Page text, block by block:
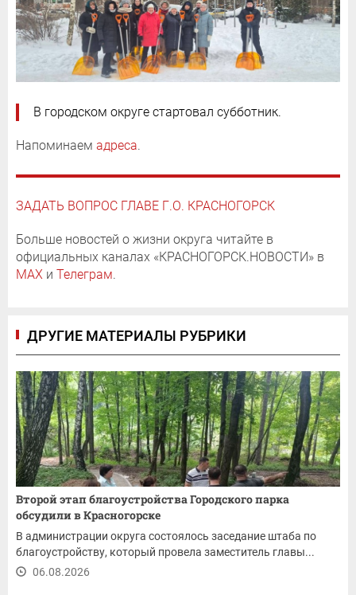
В городском округе стартовал субботник.
Напоминаем адреса.
ЗАДАТЬ ВОПРОС ГЛАВЕ Г.О. КРАСНОГОРСК
Больше новостей о жизни округа читайте в
официальных каналах «КРАСНОГОРСК.НОВОСТИ» в
MAX и Телеграм.
ДРУГИЕ МАТЕРИАЛЫ РУБРИКИ
Второй этап благоустройства Городского парка
обсудили в Красногорске
В администрации округа состоялось заседание штаба по
благоустройству, который провела заместитель главы...
06.08.2026